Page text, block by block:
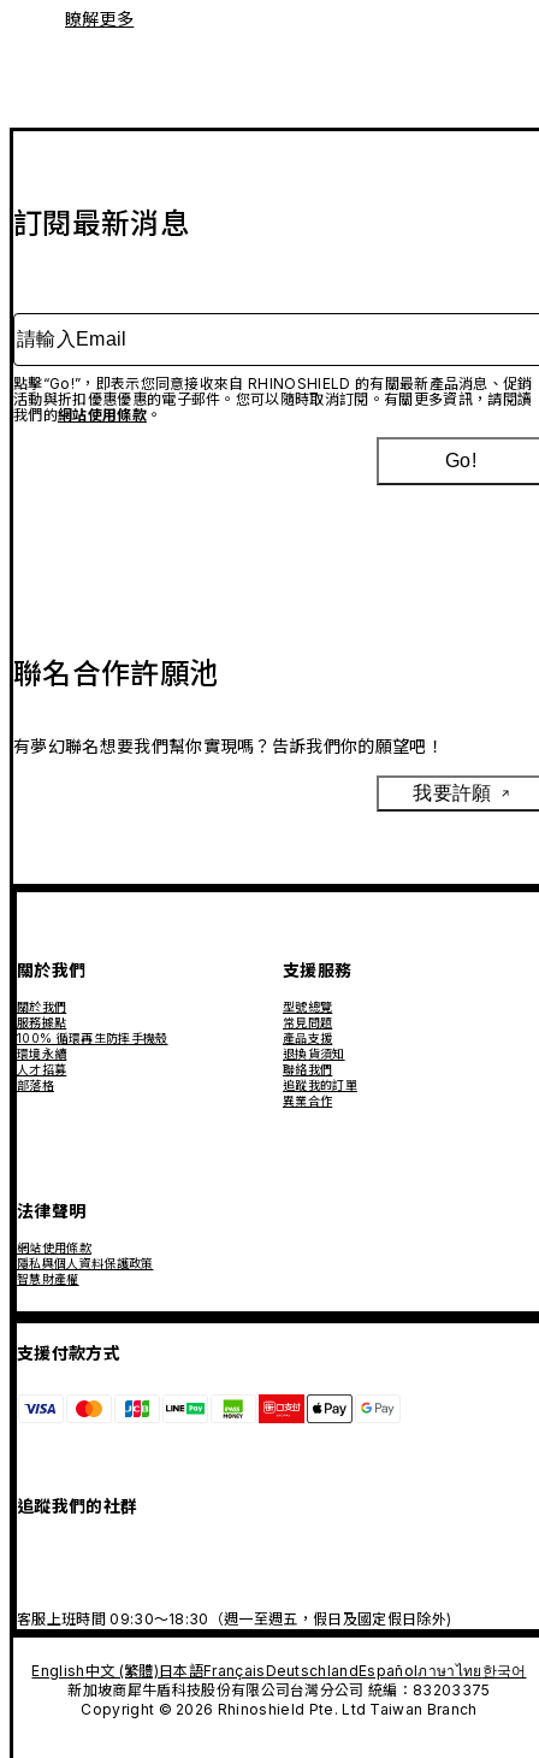
瞭解更多
訂閱最新消息
請輸入Email
點擊“Go!”，即表示您同意接收來自 RHINOSHIELD 的有關最新產品消息、促銷
活動與折扣優惠優惠的電子郵件。您可以隨時取消訂閱。有關更多資訊，請閱讀
我們的網站使用條款。
Go!
聯名合作許願池
有夢幻聯名想要我們幫你實現嗎？告訴我們你的願望吧！
我要許願
關於我們
關於我們
服務據點
100% 循環再生防摔手機殼
環境永續
人才招募
部落格
支援服務
型號總覽
常見問題
產品支援
退換貨須知
聯絡我們
追蹤我的訂單
異業合作
法律聲明
網站使用條款
隱私與個人資料保護政策
智慧財產權
支援付款方式
追蹤我們的社群
客服上班時間 09:30～18:30（週一至週五，假日及國定假日除外)
English中文 (繁體)日本語FrançaisDeutschlandEspañolภาษาไทย 한국어
新加坡商犀牛盾科技股份有限公司台灣分公司 統編：83203375
Copyright © 2026 Rhinoshield Pte. Ltd Taiwan Branch